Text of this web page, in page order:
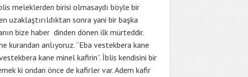
meleklerden birisi olmasaydı böyle bir
uzaklaştırıldıktan sonra yani bir başka
bize haber dinden dönen ilk mürteddir.
kurandan anlıyoruz. “Eba vestekbera kane
kane minel kafirin”. İblis kendisini bir
ki ondan önce de kafirler var. Adem kafir